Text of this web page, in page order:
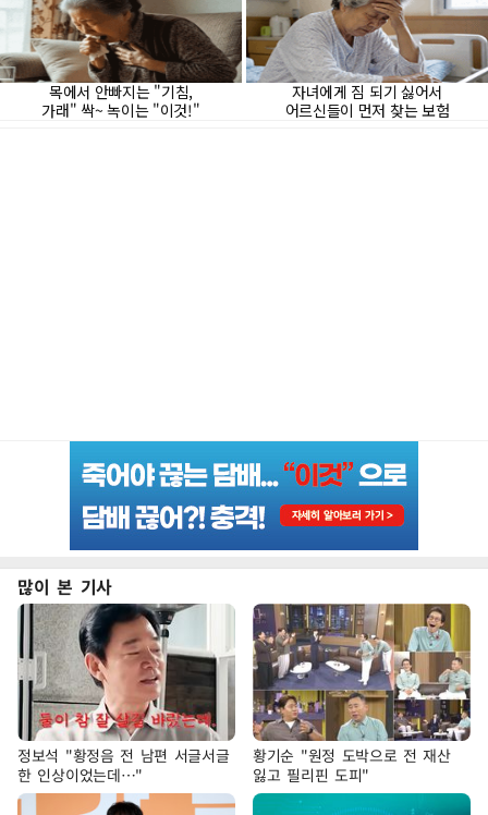
많이 본 기사
정보석 "황정음 전 남편 서글서글
한 인상이었는데…"
황기순 "원정 도박으로 전 재산
잃고 필리핀 도피"